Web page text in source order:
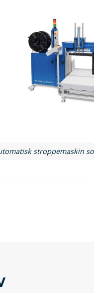
stroppemaskin